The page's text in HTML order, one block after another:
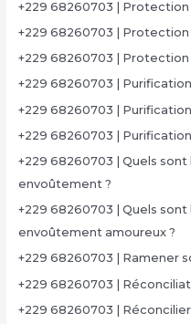
+229 68260703 |
+229 68260703 |
+229 68260703 |
+229 68260703 |
+229 68260703 | Purification
+229 68260703 |
+229 68260703 | Quels
envoûtement ?
+229 68260703 | Quels
envoûtement amoureux ?
+229 68260703 | Ramener
+229 68260703 |
+229 68260703 |